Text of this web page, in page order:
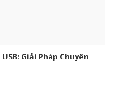
Giải Pháp Chuyên